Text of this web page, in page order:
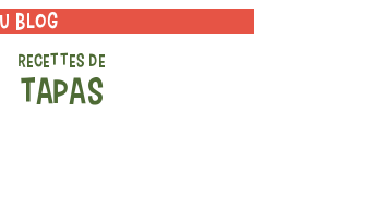
blog
RECETTES DE
TAPAS